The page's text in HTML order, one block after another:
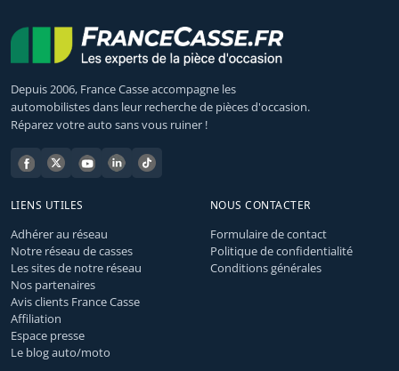
Depuis 2006, France Casse accompagne les
automobilistes dans leur recherche de pièces d'occasion.
Réparez votre auto sans vous ruiner !
LIENS UTILES
Adhérer au réseau
Notre réseau de casses
Les sites de notre réseau
Nos partenaires
Avis clients France Casse
Affiliation
Espace presse
Le blog auto/moto
NOUS CONTACTER
Formulaire de contact
Politique de confidentialité
Conditions générales